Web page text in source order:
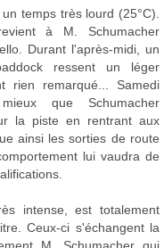
temps très lourd (25°C).
à M. Schumacher
Durant l'après-midi, un
ressent un léger
rien remarqué... Samedi
que Schumacher
la piste en rentrant aux
ainsi les sorties de route
lui vaudra de
intense, est totalement
Ceux-ci s'échangent la